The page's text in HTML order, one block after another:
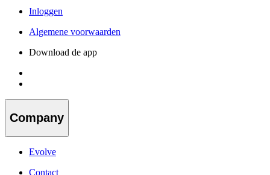
Inloggen
Algemene voorwaarden
Download de app
Company
Evolve
Contact